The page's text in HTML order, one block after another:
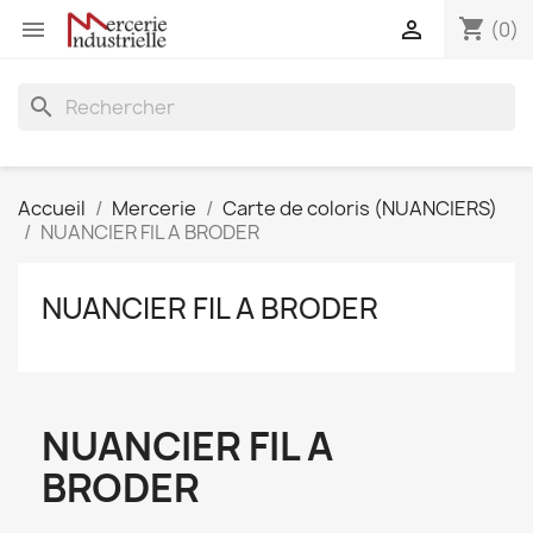
 shopping_cart (0)

search
Accueil Mercerie
Carte de coloris (NUANCIERS)
NUANCIER FIL A BRODER
NUANCIER FIL A BRODER
NUANCIER FIL A
BRODER